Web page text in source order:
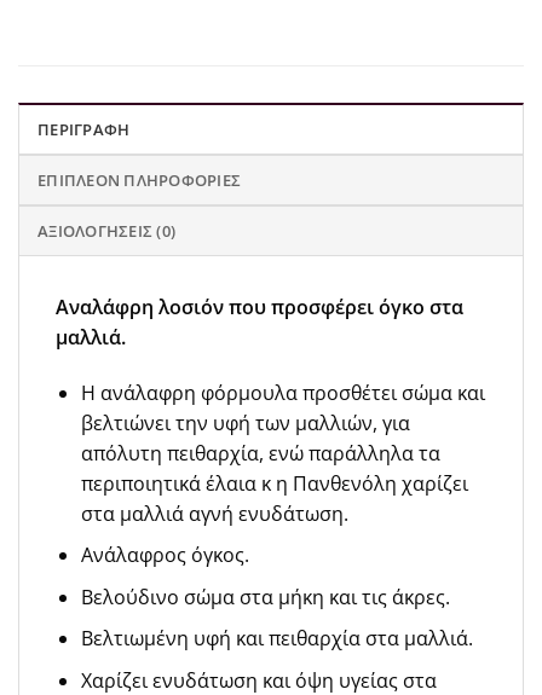
ΠΕΡΙΓΡΑΦΉ
ΕΠΙΠΛΈΟΝ ΠΛΗΡΟΦΟΡΊΕΣ
ΑΞΙΟΛΟΓΉΣΕΙΣ (0)
Αναλάφρη λοσιόν που προσφέρει όγκο στα
μαλλιά.
Η ανάλαφρη φόρμουλα προσθέτει σώμα και
βελτιώνει την υφή των μαλλιών, για
απόλυτη πειθαρχία, ενώ παράλληλα τα
περιποιητικά έλαια κ η Πανθενόλη χαρίζει
στα μαλλιά αγνή ενυδάτωση.
Ανάλαφρος όγκος.
Βελούδινο σώμα στα μήκη και τις άκρες.
Βελτιωμένη υφή και πειθαρχία στα μαλλιά.
Χαρίζει ενυδάτωση και όψη υγείας στα